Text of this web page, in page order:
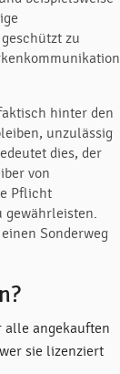
zu
hinter den
unzulässig
dies, der
von
Pflicht
gewährleisten.
Sonderweg
alle angekauften
sie lizenziert